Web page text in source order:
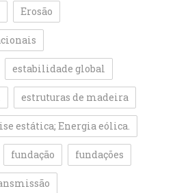
Erosão
estabilidade global
estruturas de madeira
estática; Energia eólica.
fundação fundações